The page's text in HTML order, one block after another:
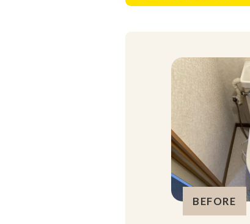
BEFORE